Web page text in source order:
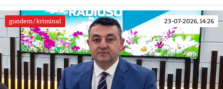
gundem / kriminal 23-07-2026, 14:26